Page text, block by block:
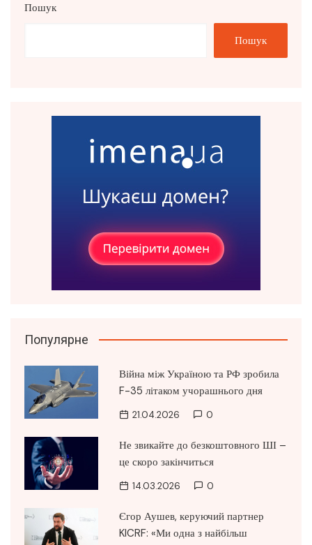
Пошук
Пошук
Популярне
Війна між Україною та РФ зробила
F-35 літаком учорашнього дня
21.04.2026 0
Не звикайте до безкоштовного ШІ –
це скоро закінчиться
14.03.2026 0
Єгор Аушев, керуючий партнер
KICRF: «Ми одна з найбільш